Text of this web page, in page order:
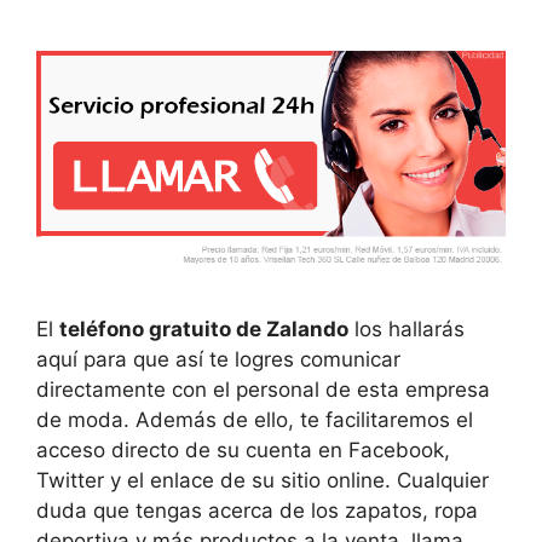
El teléfono gratuito de Zalando los hallarás
aquí para que así te logres comunicar
directamente con el personal de esta empresa
de moda. Además de ello, te facilitaremos el
acceso directo de su cuenta en Facebook,
Twitter y el enlace de su sitio online. Cualquier
duda que tengas acerca de los zapatos, ropa